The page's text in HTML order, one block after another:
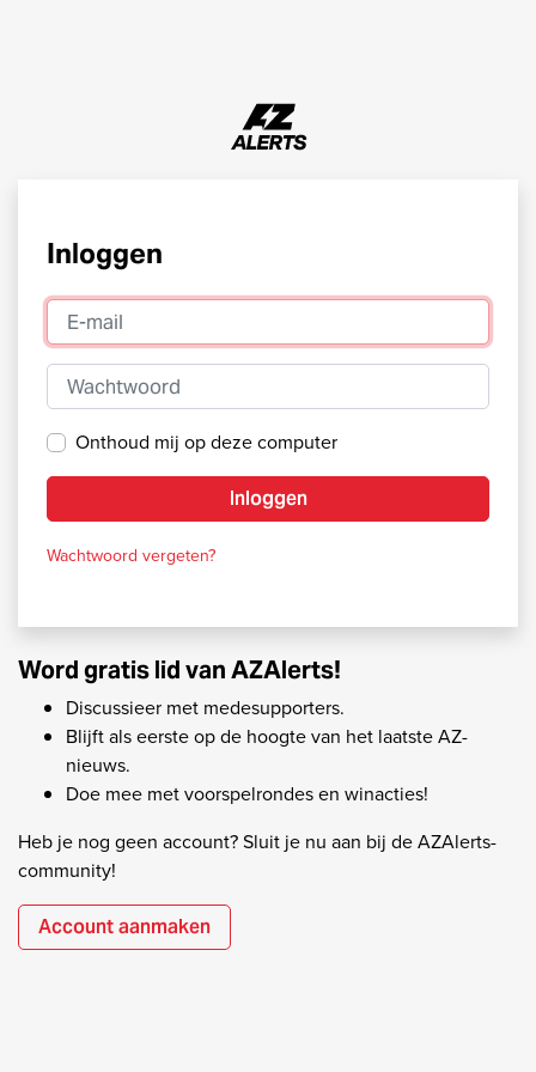
Inloggen
E-mail
Wachtwoord
Onthoud mij op deze computer
Inloggen
Wachtwoord vergeten?
Word gratis lid van AZAlerts!
Discussieer met medesupporters.
Blijft als eerste op de hoogte van het laatste AZ-
nieuws.
Doe mee met voorspelrondes en winacties!
Heb je nog geen account? Sluit je nu aan bij de AZAlerts-
community!
Account aanmaken